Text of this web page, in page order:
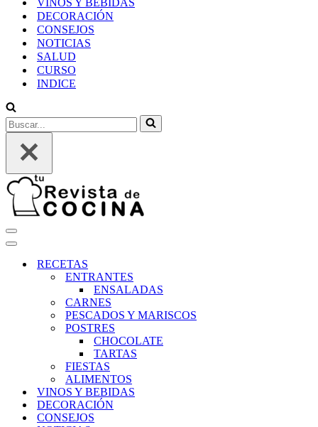
VINOS Y BEBIDAS
DECORACIÓN
CONSEJOS
NOTICIAS
SALUD
CURSO
INDICE
Buscar...
Menú
de
Menú
navegaciónRECETAS
ENTRANTES
ENSALADAS
CARNES
PESCADOS Y MARISCOS
POSTRES
CHOCOLATE
TARTAS
FIESTAS
ALIMENTOS
VINOS Y BEBIDAS
DECORACIÓN
CONSEJOS